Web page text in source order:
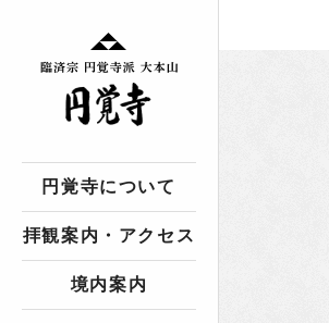
円覚寺について
拝観案内・アクセス
境内案内